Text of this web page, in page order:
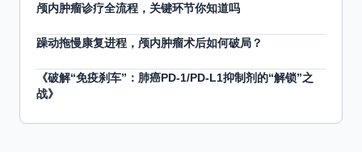
颅内肿瘤诊疗全流程，关键环节你知道吗
躁动拖慢康复进程，颅内肿瘤术后如何破局？
《破解“免疫刹车”：肺癌PD-1/PD-L1抑制剂的“解锁”之
战》